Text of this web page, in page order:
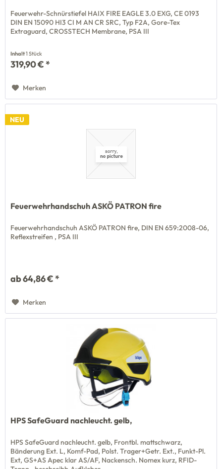
Feuerwehr-Schnürstiefel HAIX FIRE EAGLE 3.0 EXG, CE 0193
DIN EN 15090 HI3 CI M AN CR SRC, Typ F2A, Gore-Tex
Extraguard, CROSSTECH Membrane, PSA III
Inhalt1 Stück
319,90 € *
Merken
NEU
Feuerwehrhandschuh ASKÖ PATRON fire
Feuerwehrhandschuh ASKÖ PATRON fire, DIN EN 659:2008-06,
Reflexstreifen , PSA III
ab 64,86 € *
Merken
HPS SafeGuard nachleucht. gelb,
HPS SafeGuard nachleucht. gelb, Frontbl. mattschwarz,
Bänderung Ext. L, Komf-Pad, Polst. Trager+Getr. Ext., Funkt-Pl.
Ext, GS+AS Apec klar AS/AF, Nackensch. Nomex kurz, RFID-